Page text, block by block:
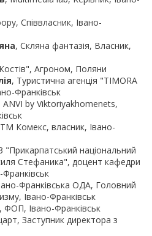
Співвласник, Івано-
, Скляна фантазія, Власник,
Агроном, Поляни
, Туристична агенція "TIMORA
Франківськ
ANVI by Viktoriyakhomenets,
Комекс, власник, Івано-
"Прикарпатський національний
Стефаника", доцент кафедри
Франківськ
Франківська ОДА, Головний
Івано-Франківськ
Івано-Франківськ
Заступник директора з